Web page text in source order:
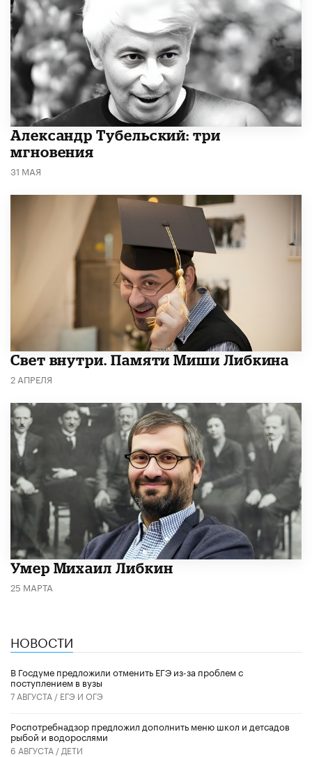
Александр Тубельский: три
мгновения
31 МАЯ
​Свет внутри. Памяти Миши Либкина
2 АПРЕЛЯ
​Умер Михаил Либкин
25 МАРТА
НОВОСТИ
В Госдуме предложили отменить ЕГЭ из-за проблем с
поступлением в вузы
7 АВГУСТА / ЕГЭ И ОГЭ
Роспотребнадзор предложил дополнить меню школ и детсадов
рыбой и водорослями
6 АВГУСТА / ДЕТИ